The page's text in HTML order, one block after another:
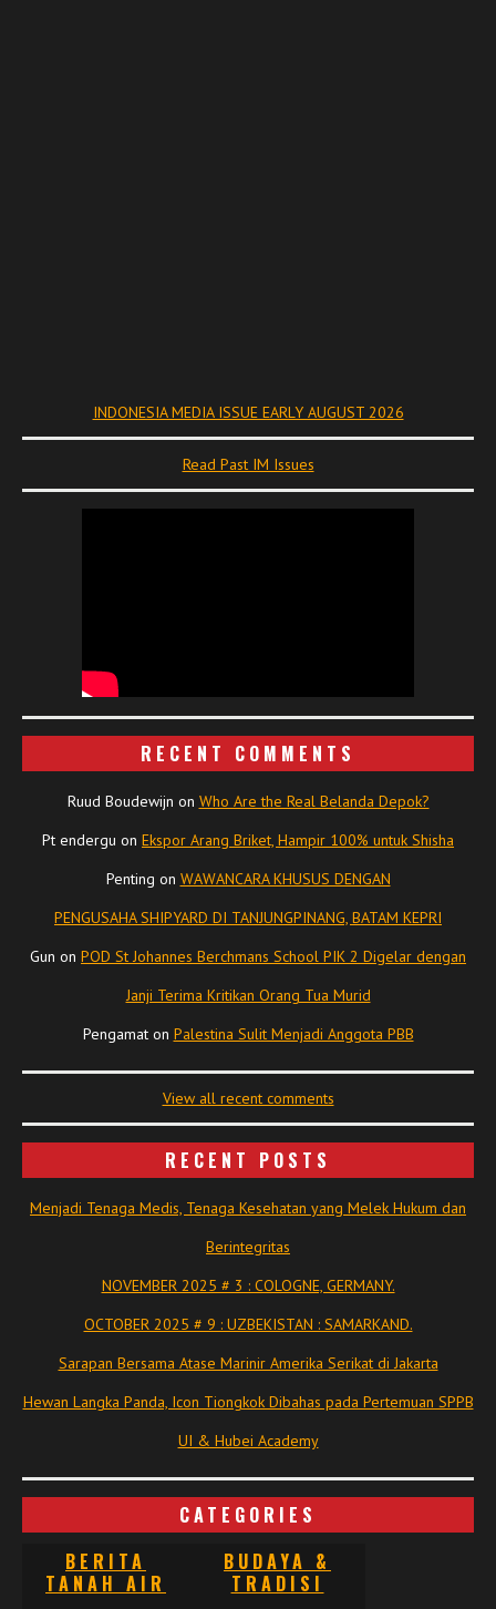
INDONESIA MEDIA ISSUE EARLY AUGUST 2026
Read Past IM Issues
RECENT COMMENTS
Ruud Boudewijn on Who Are the Real Belanda Depok?
Pt endergu on Ekspor Arang Briket, Hampir 100% untuk Shisha
Penting on WAWANCARA KHUSUS DENGAN
PENGUSAHA SHIPYARD DI TANJUNGPINANG, BATAM KEPRI
Gun on POD St Johannes Berchmans School PIK 2 Digelar dengan
Janji Terima Kritikan Orang Tua Murid
Pengamaton Palestina Sulit Menjadi Anggota PBB
View all recent comments
RECENT POSTS
Menjadi Tenaga Medis, Tenaga Kesehatan yang Melek Hukum dan
Berintegritas
NOVEMBER 2025 # 3 : COLOGNE, GERMANY.
OCTOBER 2025 # 9 : UZBEKISTAN : SAMARKAND.
Sarapan Bersama Atase Marinir Amerika Serikat di Jakarta
Hewan Langka Panda, Icon Tiongkok Dibahas pada Pertemuan SPPB
UI & Hubei Academy
CATEGORIES
BERITA
TANAH AIR
BUDAYA &
TRADISI